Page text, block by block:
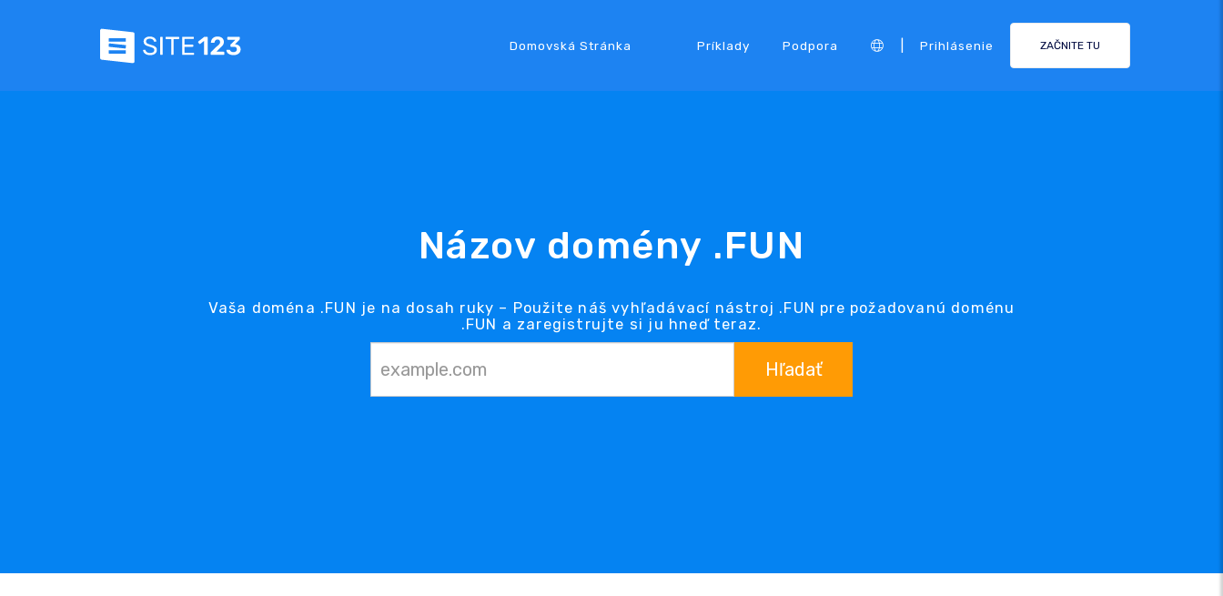
Domovská Stránka Príklady Podpora Prihlásenie ZAČNITE TU
Názov domény .FUN
Vaša doména .FUN je na dosah ruky – Použite náš vyhľadávací nástroj .FUN pre požadovanú doménu
.FUN a zaregistrujte si ju hneď teraz.
Hľadať